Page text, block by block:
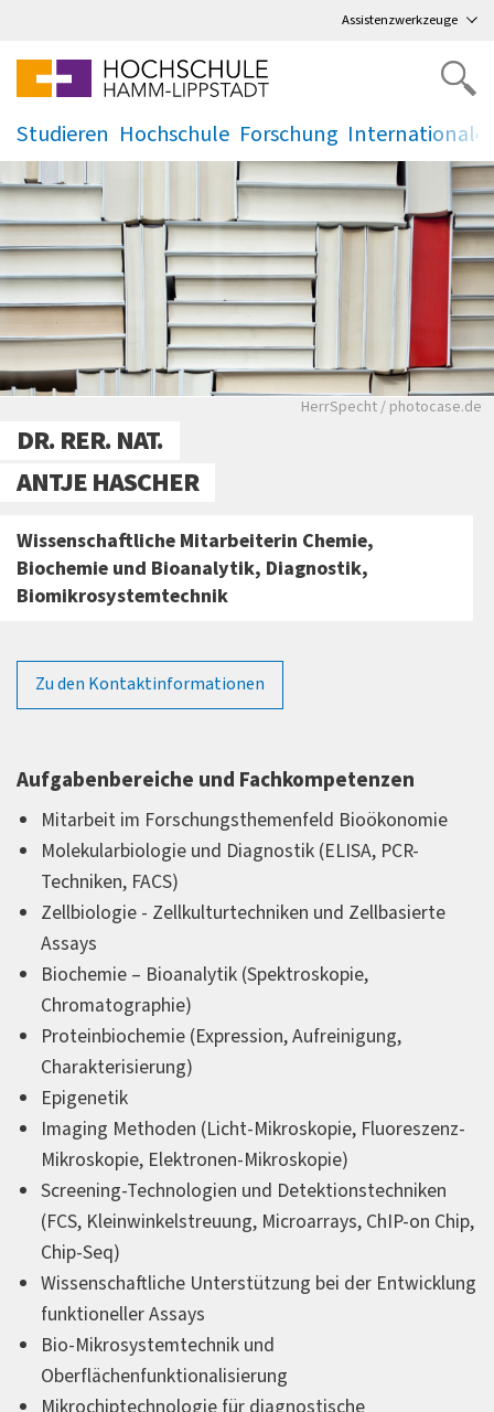
Assistenzwerkzeuge
Studieren
.
Hochschule
.
Forschung
. .
Bücher stehen in
HerrSpecht / photocase.de
DR. RER. NAT.
ANTJE HASCHER
Wissenschaftliche Mitarbeiterin Chemie,
Biochemie und Bioanalytik, Diagnostik,
Biomikrosystemtechnik
Zu den Kontaktinformationen
Forschungsprofil
Aufgabenbereiche und Fachkompetenzen
Mitarbeit im Forschungsthemenfeld Bioökonomie
Molekularbiologie und Diagnostik (ELISA, PCR-
Techniken, FACS)
Zellbiologie - Zellkulturtechniken und Zellbasierte
Assays
Biochemie – Bioanalytik (Spektroskopie,
Chromatographie)
Proteinbiochemie (Expression, Aufreinigung,
Charakterisierung)
Epigenetik
Imaging Methoden (Licht-Mikroskopie, Fluoreszenz-
Mikroskopie, Elektronen-Mikroskopie)
Screening-Technologien und Detektionstechniken
(FCS, Kleinwinkelstreuung, Microarrays, ChIP-on Chip,
Chip-Seq)
Wissenschaftliche Unterstützung bei der Entwicklung
funktioneller Assays
Bio-Mikrosystemtechnik und
Oberflächenfunktionalisierung